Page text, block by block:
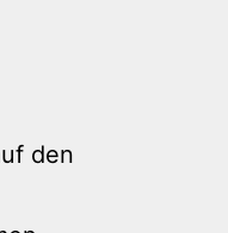
den